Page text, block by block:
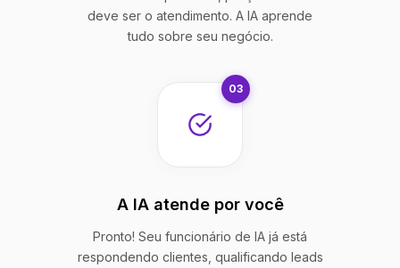
deve ser o atendimento. A IA aprende
tudo sobre seu negócio.
03
A IA atende por você
Pronto! Seu funcionário de IA já está
respondendo clientes, qualificando leads